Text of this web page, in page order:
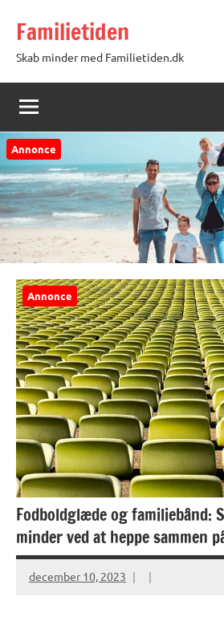
indhold
Familietiden
Skab minder med Familietiden.dk
Annonce
Annonce
Fodboldglæde og familiebånd:
minder ved at heppe sammen
december 10, 2023